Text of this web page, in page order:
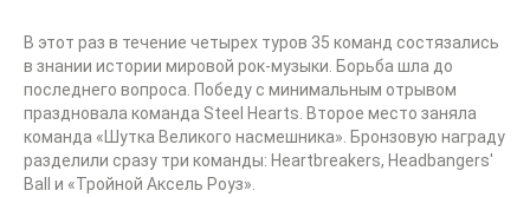
В этот раз в течение четырех туров 35 команд состязались
в знании истории мировой рок-музыки. Борьба шла до
последнего вопроса. Победу с минимальным отрывом
праздновала команда Steel Hearts. Второе место заняла
команда «Шутка Великого насмешника». Бронзовую награду
разделили сразу три команды: Heartbreakers, Headbangers'
Ball и «Тройной Аксель Роуз».